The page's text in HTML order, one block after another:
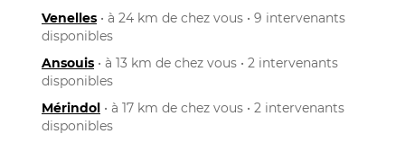
Venelles • à 24 km de chez vous • 9 intervenants
disponibles
Ansouis • à 13 km de chez vous • 2 intervenants
disponibles
Mérindol • à 17 km de chez vous • 2 intervenants
disponibles